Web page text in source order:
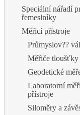
Speciální nářadí
řemeslníky
Měřicí přístroje
Průmyslov??
Měřiče tloušťky
Geodetické
Laboratorní
přístroje
Siloměry a